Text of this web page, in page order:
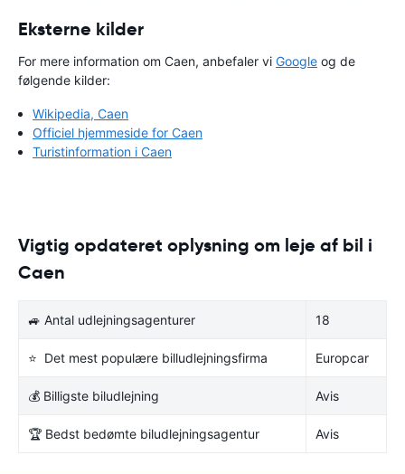
Eksterne kilder
For mere information om Caen, anbefaler vi Google og de
følgende kilder:
Wikipedia, Caen
Officiel hjemmeside for Caen
Turistinformation i Caen
Vigtig opdateret oplysning om leje af bil i
Caen
🚙 Antal udlejningsagenturer 18
⭐ Det mest populære billudlejningsfirma Europcar
💰 Billigste biludlejning Avis
🏆 Bedst bedømte biludlejningsagentur Avis